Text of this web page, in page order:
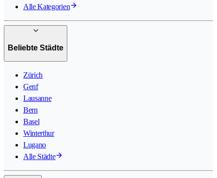
Alle Kategorien
Beliebte Städte
Zürich
Genf
Lausanne
Bern
Basel
Winterthur
Lugano
Alle Städte